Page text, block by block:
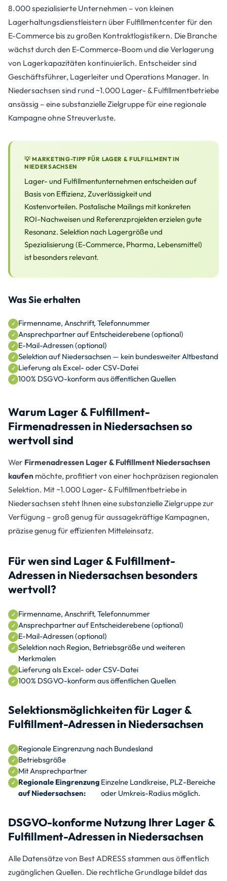
8.000 spezialisierte Unternehmen – von kleinen
Lagerhaltungsdienstleistern über Fulfillmentcenter für den
E-Commerce bis zu großen Kontraktlogistikern. Die Branche
wächst durch den E-Commerce-Boom und die Verlagerung
von Lagerkapazitäten kontinuierlich. Entscheider sind
Geschäftsführer, Lagerleiter und Operations Manager. In
Niedersachsen sind rund ~1.000 Lager- & Fulfillmentbetriebe
ansässig – eine substanzielle Zielgruppe für eine regionale
Kampagne ohne Streuverluste.
💡 MARKETING-TIPP FÜR LAGER & FULFILLMENT IN
NIEDERSACHSEN
Lager- und Fulfillmentunternehmen entscheiden auf
Basis von Effizienz, Zuverlässigkeit und
Kostenvorteilen. Postalische Mailings mit konkreten
ROI-Nachweisen und Referenzprojekten erzielen gute
Resonanz. Selektion nach Lagergröße und
Spezialisierung (E-Commerce, Pharma, Lebensmittel)
ist besonders relevant.
Was Sie erhalten
Firmenname, Anschrift, Telefonnummer
Ansprechpartner auf Entscheiderebene (optional)
E-Mail-Adressen (optional)
Selektion auf Niedersachsen — kein bundesweiter Altbestand
Lieferung als Excel- oder CSV-Datei
100% DSGVO-konform aus öffentlichen Quellen
Warum Lager & Fulfillment-
Firmenadressen in Niedersachsen so
wertvoll sind
Wer Firmenadressen Lager & Fulfillment Niedersachsen
kaufen möchte, profitiert von einer hochpräzisen regionalen
Selektion. Mit ~1.000 Lager- & Fulfillmentbetriebe in
Niedersachsen steht Ihnen eine substanzielle Zielgruppe zur
Verfügung – groß genug für aussagekräftige Kampagnen,
präzise genug für effizienten Mitteleinsatz.
Für wen sind Lager & Fulfillment-
Adressen in Niedersachsen besonders
wertvoll?
Firmenname, Anschrift, Telefonnummer
Ansprechpartner auf Entscheiderebene (optional)
E-Mail-Adressen (optional)
Selektion nach Region, Betriebsgröße und weiteren
Merkmalen
Lieferung als Excel- oder CSV-Datei
100% DSGVO-konform aus öffentlichen Quellen
Selektionsmöglichkeiten für Lager &
Fulfillment-Adressen in Niedersachsen
Regionale Eingrenzung nach Bundesland
Betriebsgröße
Mit Ansprechpartner
Regionale Eingrenzung
auf Niedersachsen:
Einzelne Landkreise, PLZ-Bereiche
oder Umkreis-Radius möglich.
DSGVO-konforme Nutzung Ihrer Lager &
Fulfillment-Adressen in Niedersachsen
Alle Datensätze von Best ADRESS stammen aus öffentlich
zugänglichen Quellen. Die rechtliche Grundlage bildet das